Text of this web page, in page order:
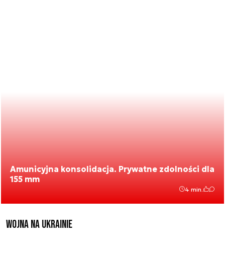
Amunicyjna konsolidacja. Prywatne zdolności dla
155 mm
4 min.
Wojna na Ukrainie